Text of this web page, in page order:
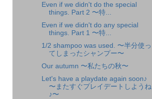
Even if we didn't do the special
things. Part 2 〜特...
Even if we didn't do any special
things. Part 1 〜特...
1/2 shampoo was used. 〜半分使っ
てしまったシャンプー〜
Our autumn 〜私たちの秋〜
Let's have a playdate again soon♪
〜またすぐプレイデートしようね
♪〜